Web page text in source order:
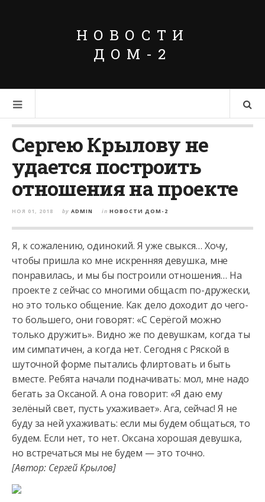
НОВОСТИ
ДОМ-2
Сергею Крылову не
удается построить
отношения на проекте
НОЯ 01, 2018 by ADMIN in НОВОСТИ ДОМ-2
Я, к сожалению, одинокий. Я уже свыкся… Хочу,
чтобы пришла ко мне искренняя девушка, мне
понравилась, и мы бы построили отношения… На
проекте z сейчас со многими обща.cm по-дружески,
но это только общение. Как дело доходит до чего-
то большего, они говорят: «С Серёгой можно
только дружить». Видно же по девушкам, когда ты
им симпатичен, а когда нет. Сегодня с Ряской в
шуточной форме пытались флиртовать и быть
вместе. Ребята начали подначивать: мол, мне надо
бегать за Оксаной. А она говорит: «Я даю ему
зелёный свет, пусть ухаживает». Ага, сейчас! Я не
буду за ней ухаживать: если мы будем общаться, то
будем. Если нет, то нет. Оксана хорошая девушка,
но встречаться мы не будем — это точно.
[Автор: Сергей Крылов]